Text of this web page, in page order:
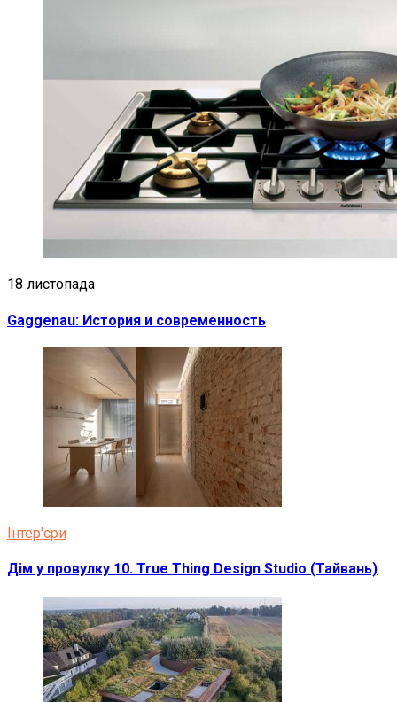
18 листопада
Gaggenau: История и современность
Інтер'єри
Дім у провулку 10. True Thing Design Studio (Тайвань)